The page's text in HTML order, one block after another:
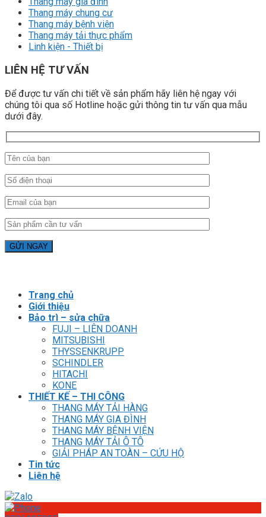
Thang máy chung cư
Thang máy bệnh viện
Thang máy tải thực phẩm
Linh kiện - Thiết bị
LIÊN HỆ TƯ VẤN
Để được tư vấn chi tiết về sản phẩm hãy liên hệ ngay với
chúng tôi qua số Hotline hoặc gửi thông tin tư vấn qua mẫu
dưới đây.
Trang chủ
Giới thiệu
Bảo trì – sửa chữa
FUJI – LIÊN DOANH
MITSUBISHI
THYSSENKRUPP
SCHINDLER
HITACHI
KONE
THIẾT KẾ – THI CÔNG
THANG MÁY TẢI HÀNG
THANG MÁY GIA ĐÌNH
THANG MÁY BỆNH VIỆN
THANG MÁY TẢI Ô TÔ
GIẢI PHÁP AN TOÀN – CỨU HỘ
Tin tức
Liên hệ